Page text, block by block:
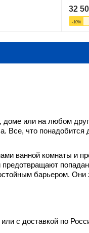
32
-10%
или на любом
Все, что
ванной комнаты и
барьером. Они
с доставкой по